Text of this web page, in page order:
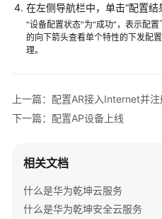
上
线
证
换
机
+AP
组
在左侧导航栏中，单击“配置结
“设备配置状态”为“成功”，表示配
的向下箭头查看单个特性的下发配
理。
上一篇：配置AR接入Internet并
下一篇：配置AP设备上线
相关文档
什么是华为乾坤云服务
什么是华为乾坤安全云服务